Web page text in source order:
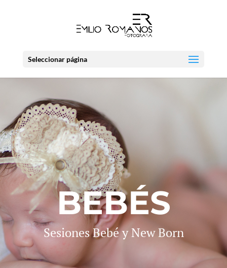
Seleccionar página
BEBÉS
Sesiones Bebé y New Born